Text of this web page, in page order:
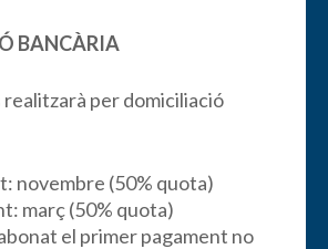
BANCÀRIA
realitzarà per domiciliació
novembre (50% quota)
març (50% quota)
el primer pagament no